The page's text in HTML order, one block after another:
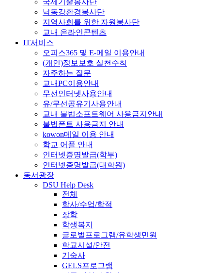
낙동강환경봉사단
지역사회를 위한 자원봉사단
교내 온라인콘텐츠
IT서비스
오피스365 및 E-메일 이용안내
(개인)정보보호 실천수칙
자주하는 질문
교내PC이용안내
무선인터넷사용안내
유/무선공유기사용안내
교내 불법소프트웨어 사용금지안내
불법폰트 사용금지 안내
kowon메일 이용 안내
학교 어플 안내
인터넷증명발급(학부)
인터넷증명발급(대학원)
동서광장
DSU Help Desk
전체
학사/수업/학적
장학
학생복지
글로벌프로그램/유학생민원
학교시설/안전
기숙사
GELS프로그램